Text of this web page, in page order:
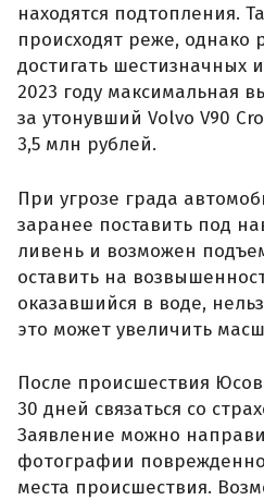
находятся подтопления.
происходят реже,
достигать шестизначных
2023 году максимальная
за утонувший Volvo V90
3,5 млн рублей.
При угрозе града
заранее поставить под
ливень и возможен
оставить на
оказавшийся в воде,
это может увеличить
После происшествия
30 дней связаться со
Заявление можно
фотографии
места происшествия.